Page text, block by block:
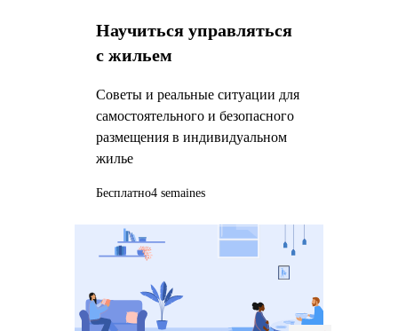
Научиться управляться
с жильем
Советы и реальные ситуации для
самостоятельного и безопасного
размещения в индивидуальном
жилье
Бесплатно4 semaines